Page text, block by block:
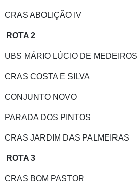
CRAS ABOLIÇÃO IV
ROTA 2
UBS MÁRIO LÚCIO DE MEDEIROS
CRAS COSTA E SILVA
CONJUNTO NOVO
PARADA DOS PINTOS
CRAS JARDIM DAS PALMEIRAS
ROTA 3
CRAS BOM PASTOR